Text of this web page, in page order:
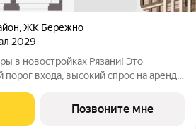
,ЖК Бережно
2029
в новостройках Рязани! Это
порог входа, высокий спрос на аренду
городу и
Позвоните мне